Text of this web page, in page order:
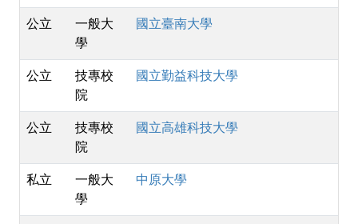
公立
一般大
學
國立臺南大學
公立
技專校
院
國立勤益科技大學
公立
技專校
院
國立高雄科技大學
私立
一般大
學
中原大學